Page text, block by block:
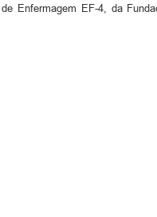
Enfermagem EF-4, da